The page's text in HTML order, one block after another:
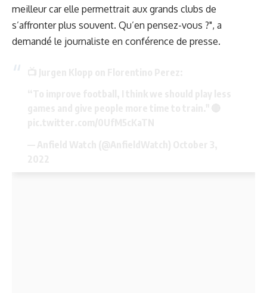
meilleur car elle permettrait aux grands clubs de
s’affronter plus souvent. Qu’en pensez-vous ?", a
demandé le journaliste en conférence de presse.